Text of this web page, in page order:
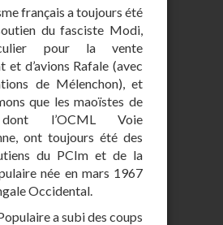
français a toujours été
du fasciste Modi,
pour la vente
et d’avions Rafale (avec
de Mélenchon), et
que les maoïstes de
l’OCML Voie
ont toujours été des
du PCIm et de la
née en mars 1967
Occidental.
a subi des coups